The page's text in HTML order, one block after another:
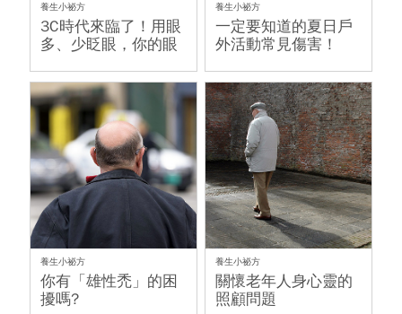
養生小祕方
3C時代來臨了！用眼
多、少眨眼，你的眼
養生小祕方
一定要知道的夏日戶
外活動常見傷害！
養生小祕方
你有「雄性禿」的困
擾嗎?
養生小祕方
關懷老年人身心靈的
照顧問題